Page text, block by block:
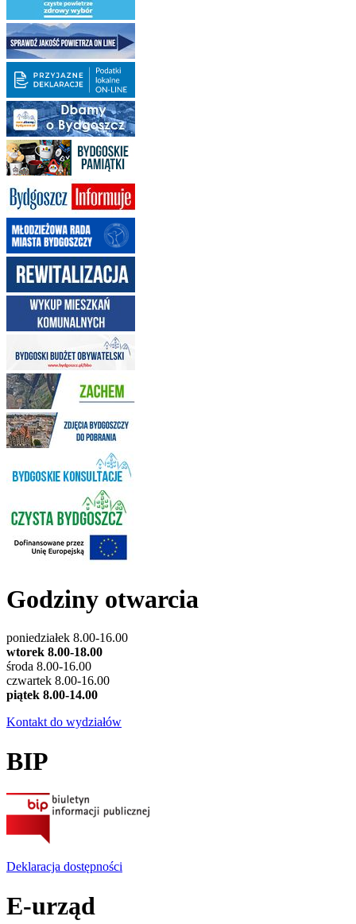
Godziny otwarcia
poniedziałek 8.00-16.00
wtorek 8.00-18.00
środa 8.00-16.00
czwartek 8.00-16.00
piątek 8.00-14.00
Kontakt do wydziałów
BIP
Deklaracja dostępności
E-urząd